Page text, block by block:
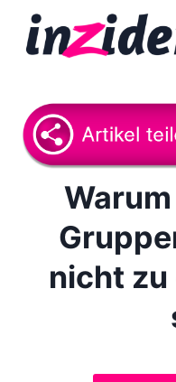
nicht